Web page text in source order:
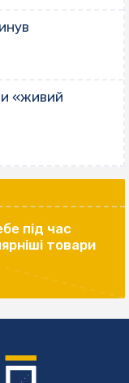
«живий
під час
товари